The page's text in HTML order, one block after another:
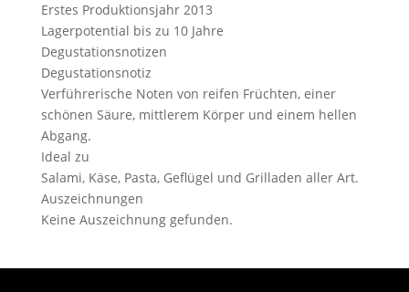
Erstes Produktionsjahr2013
Lagerpotential bis zu 10 Jahre
Degustationsnotizen
Degustationsnotiz
Verführerische Noten von reifen Früchten, einer
schönen Säure, mittlerem Körper und einem hellen
Abgang.
Ideal zu
Salami, Käse, Pasta, Geflügel und Grilladen aller Art.
Auszeichnungen
Keine Auszeichnung gefunden.